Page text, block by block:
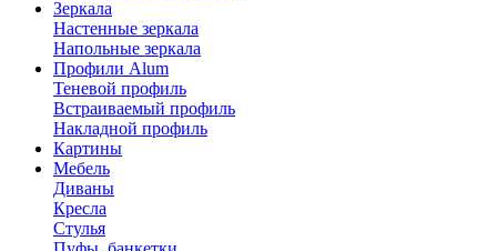
Зеркала
Настенные зеркала
Напольные зеркала
Профили Alum
Теневой профиль
Встраиваемый профиль
Накладной профиль
Картины
Мебель
Диваны
Кресла
Стулья